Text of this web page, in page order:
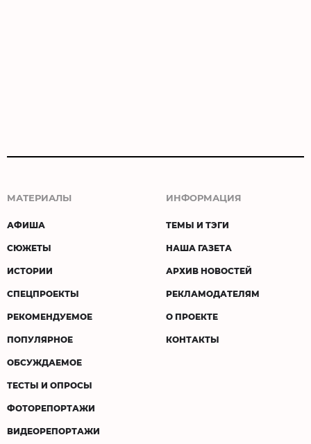
МАТЕРИАЛЫ
АФИША
СЮЖЕТЫ
ИСТОРИИ
СПЕЦПРОЕКТЫ
РЕКОМЕНДУЕМОЕ
ПОПУЛЯРНОЕ
ОБСУЖДАЕМОЕ
ТЕСТЫ И ОПРОСЫ
ФОТОРЕПОРТАЖИ
ВИДЕОРЕПОРТАЖИ
ИНФОРМАЦИЯ
ТЕМЫ И ТЭГИ
НАША ГАЗЕТА
АРХИВ НОВОСТЕЙ
РЕКЛАМОДАТЕЛЯМ
О ПРОЕКТЕ
КОНТАКТЫ